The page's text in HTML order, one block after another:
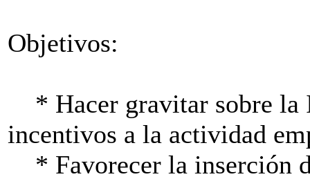
Objetivos:
* Hacer gravitar sobre la
incentivos a la actividad
* Favorecer la inserción